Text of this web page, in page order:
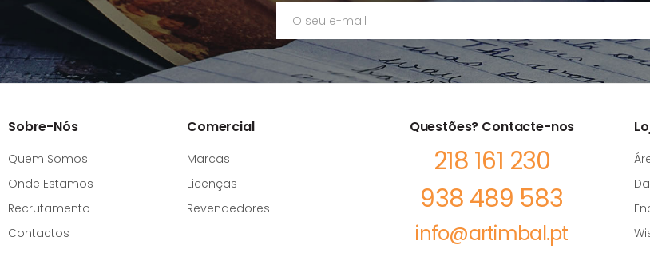
Sobre-Nós
Quem Somos
Onde Estamos
Recrutamento
Contactos
Comercial
Marcas
Licenças
Revendedores
Questões? Contacte-nos
218 161 230
938 489 583
info@artimbal.pt